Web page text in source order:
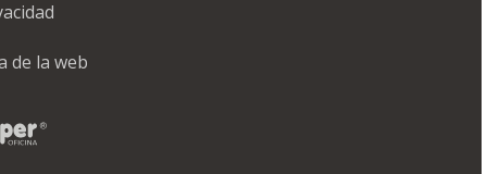
de la web